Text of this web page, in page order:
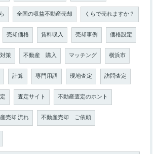
全国の収益不動産売却 くらで売れますか？
売却価格 賃料収入 売却事例 価格設定
策 不動産 購入 マッチング 横浜市
計算 専門用語 現地査定 訪問査定
査定サイト 不動産査定のホント
売却 流れ 不動産売却 ご依頼